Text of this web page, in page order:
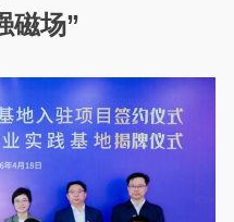
磁场”